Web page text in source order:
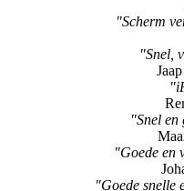
"Scherm
"Snel,
"Snel en
"Goede en
"Goede snelle